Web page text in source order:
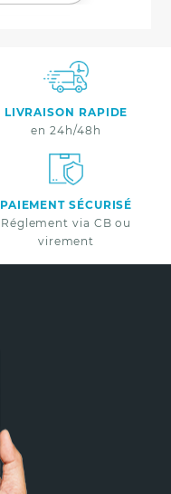
LIVRAISON RAPIDE
en 24h/48h
PAIEMENT SÉCURISÉ
Réglement via CB ou
virement